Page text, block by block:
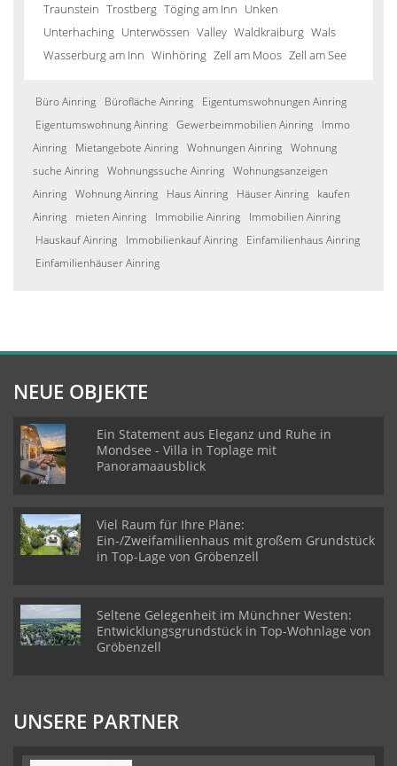
Traunstein Trostberg Töging am Inn Unken
Unterhaching Unterwössen Valley Waldkraiburg Wals
Wasserburg am Inn Winhöring Zell am Moos Zell am See
Büro Ainring Bürofläche Ainring
Eigentumswohnungen Ainring
Eigentumswohnung Ainring Gewerbeimmobilien Ainring
Immo
Ainring
Mietangebote Ainring Wohnungen Ainring Wohnung
suche Ainring Wohnungssuche Ainring Wohnungsanzeigen
Ainring Wohnung Ainring Haus Ainring Häuser Ainring
kaufen
Ainring
mieten Ainring Immobilie Ainring
Immobilien Ainring
Hauskauf Ainring
Immobilienkauf Ainring
Einfamilienhaus Ainring
Einfamilienhäuser Ainring
NEUE OBJEKTE
Ein Statement aus Eleganz und Ruhe in
Mondsee - Villa in Toplage mit
Panoramaausblick
Viel Raum für Ihre Pläne:
Ein-/Zweifamilienhaus mit großem Grundstück
in Top-Lage von Gröbenzell
Seltene Gelegenheit im Münchner Westen:
Entwicklungsgrundstück in Top-Wohnlage von
Gröbenzell
UNSERE PARTNER